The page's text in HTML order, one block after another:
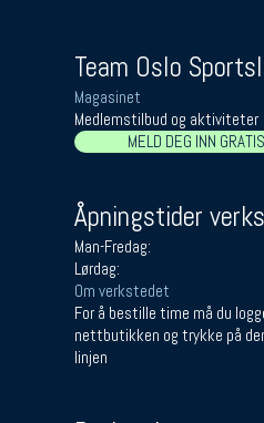
Team Oslo
Magasinet
Medlemstilbud og aktiviteter
MELD DEG INN GRATIS
Åpningstider
Man-Fredag:
Lørdag:
Om verkstedet
For å bestille time må du
nettbutikken og trykke på
linjen